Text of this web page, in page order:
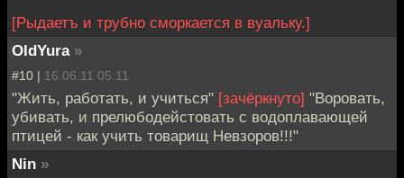
[Рыдаетъ и трубно сморкается в вуальку.]
OldYura »
#10 | 16.06.11 05:11
"Жить, работать, и учиться" [зачёркнуто] "Воровать,
убивать, и прелюбодейстовать с водоплавающей
птицей - как учить товарищ Невзоров!!!"
Nin »